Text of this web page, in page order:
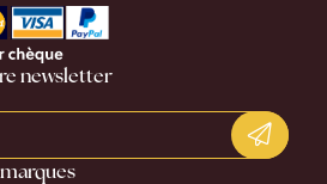
newsletter